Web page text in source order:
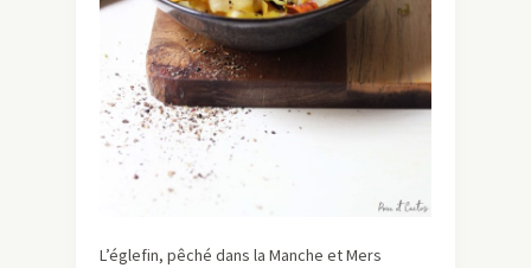
L’églefin, pêché dans la Manche et Mers